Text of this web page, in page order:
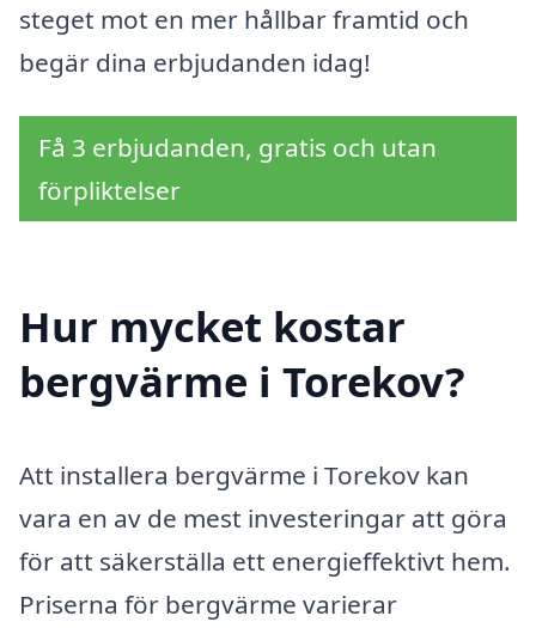
steget mot en mer hållbar framtid och
begär dina erbjudanden idag!
Få 3 erbjudanden, gratis och utan
förpliktelser
Hur mycket kostar
bergvärme i Torekov?
Att installera bergvärme i Torekov kan
vara en av de mest investeringar att göra
för att säkerställa ett energieffektivt hem.
Priserna för bergvärme varierar